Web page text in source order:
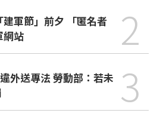
軍節」前夕 「匿名者
網站
2
外送專法 勞動部：若未 3